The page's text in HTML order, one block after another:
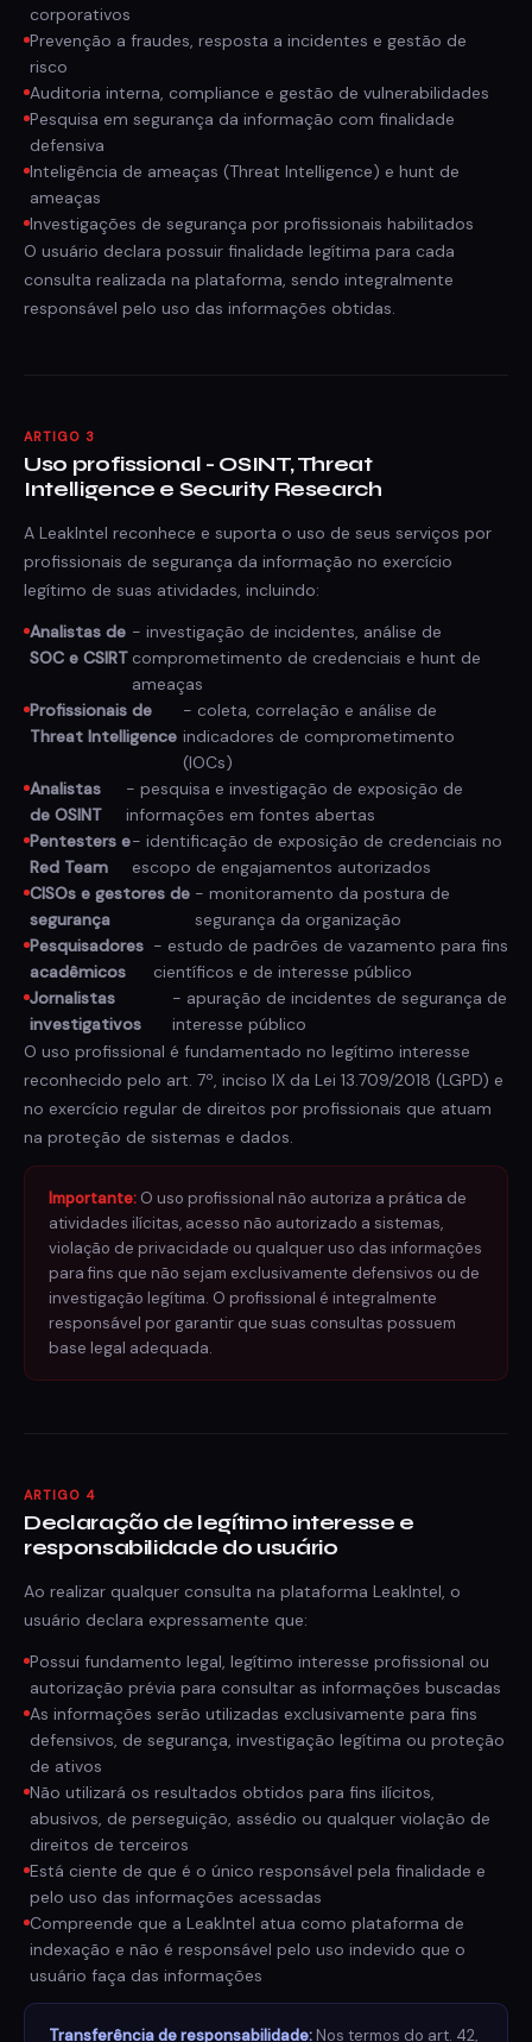
corporativos
Prevenção a fraudes, resposta a incidentes e gestão de
risco
Auditoria interna, compliance e gestão de vulnerabilidades
Pesquisa em segurança da informação com finalidade
defensiva
Inteligência de ameaças (Threat Intelligence) e hunt de
ameaças
Investigações de segurança por profissionais habilitados
O usuário declara possuir finalidade legítima para cada
consulta realizada na plataforma, sendo integralmente
responsável pelo uso das informações obtidas.
ARTIGO 3
Uso profissional - OSINT, Threat
Intelligence e Security Research
A LeakIntel reconhece e suporta o uso de seus serviços por
profissionais de segurança da informação no exercício
legítimo de suas atividades, incluindo:
Analistas de
SOC e CSIRT
- investigação de incidentes, análise de
comprometimento de credenciais e hunt de
ameaças
Profissionais de
Threat Intelligence
- coleta, correlação e análise de
indicadores de comprometimento
(IOCs)
Analistas
de OSINT
- pesquisa e investigação de exposição de
informações em fontes abertas
Pentesters e
Red Team
- identificação de exposição de credenciais no
escopo de engajamentos autorizados
CISOs e gestores de
segurança
- monitoramento da postura de
segurança da organização
Pesquisadores
acadêmicos
- estudo de padrões de vazamento para fins
científicos e de interesse público
Jornalistas
investigativos
- apuração de incidentes de segurança de
interesse público
O uso profissional é fundamentado no legítimo interesse
reconhecido pelo art. 7º, inciso IX da Lei 13.709/2018 (LGPD) e
no exercício regular de direitos por profissionais que atuam
na proteção de sistemas e dados.
Importante: O uso profissional não autoriza a prática de
atividades ilícitas, acesso não autorizado a sistemas,
violação de privacidade ou qualquer uso das informações
para fins que não sejam exclusivamente defensivos ou de
investigação legítima. O profissional é integralmente
responsável por garantir que suas consultas possuem
base legal adequada.
ARTIGO 4
Declaração de legítimo interesse e
responsabilidade do usuário
Ao realizar qualquer consulta na plataforma LeakIntel, o
usuário declara expressamente que:
Possui fundamento legal, legítimo interesse profissional ou
autorização prévia para consultar as informações buscadas
As informações serão utilizadas exclusivamente para fins
defensivos, de segurança, investigação legítima ou proteção
de ativos
Não utilizará os resultados obtidos para fins ilícitos,
abusivos, de perseguição, assédio ou qualquer violação de
direitos de terceiros
Está ciente de que é o único responsável pela finalidade e
pelo uso das informações acessadas
Compreende que a LeakIntel atua como plataforma de
indexação e não é responsável pelo uso indevido que o
usuário faça das informações
Transferência de responsabilidade: Nos termos do art. 42,